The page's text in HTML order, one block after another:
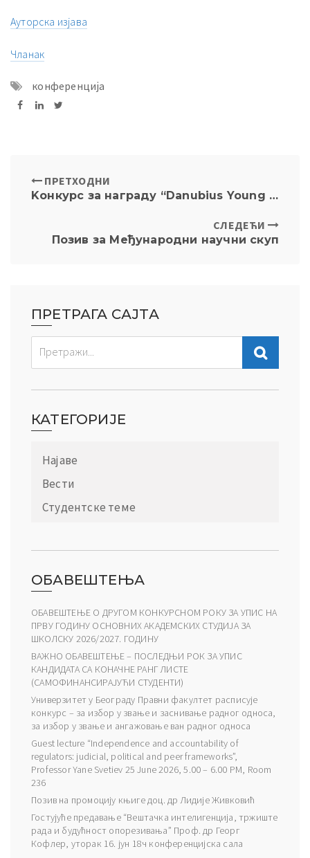
Ауторска изјава
Чланак
конференција
ПРЕТХОДНИ
Kонкурс за награду “Danubius Young Scientist Award”
СЛЕДЕЋИ
Позив за Међународни научни скуп
ПРЕТРАГА САЈТА
КАТЕГОРИЈЕ
Најаве
Вести
Студентске теме
ОБАВЕШТЕЊА
ОБАВЕШТЕЊЕ О ДРУГОМ КОНКУРСНОМ РОКУ ЗА УПИС НА
ПРВУ ГОДИНУ ОСНОВНИХ АКАДЕМСКИХ СТУДИЈА ЗА
ШКОЛСКУ 2026/2027. ГОДИНУ
ВАЖНО ОБАВЕШТЕЊЕ – ПОСЛЕДЊИ РОК ЗА УПИС
КАНДИДАТА СА КОНАЧНЕ РАНГ ЛИСТЕ
(САМОФИНАНСИРАЈУЋИ СТУДЕНТИ)
Универзитет у Београду Правни факултет расписује
конкурс – за избор у звање и заснивање радног односа,
за избор у звање и ангажовање ван радног односа
Guest lecture “Independence and accountability of
regulators: judicial, political and peer frameworks”,
Professor Yane Svetiev 25 June 2026, 5.00 – 6.00 PM, Room
236
Позив на промоцију књиге доц. др Лидије Живковић
Гостујуће предавање “Вештачка интелигенција, тржиште
рада и будућност опорезивања” Проф. др Георг
Кофлер, уторак 16. јун 18ч конференцијска сала